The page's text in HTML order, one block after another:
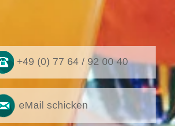
+49 (0) 77 64 / 92 00 40
eMail schicken